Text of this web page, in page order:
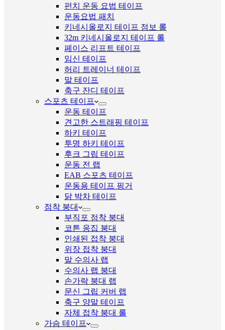
펀치 운동 요법 테이프
운동요법 패치
키네시올로지 테이프 점보 롤
32m 키네시올로지 테이프 롤
페이스 리프트 테이프
임신 테이프
허리 트레이너 테이프
말 테이프
축구 잔디 테이프
스포츠 테이프
운동 테이프
견고한 스트래핑 테이프
하키 테이프
투명 하키 테이프
후크 그립 테이프
운동 전 랩
EAB 스포츠 테이프
운동용 테이프 핑거
닭 박차 테이프
점착 붕대
부직포 점착 붕대
코튼 응집 붕대
인쇄된 접착 붕대
위장 접착 붕대
말 수의사 랩
수의사 랩 붕대
손가락 붕대 랩
문신 그립 커버 랩
축구 양말 테이프
자체 접착 붕대 롤
가슴 테이프